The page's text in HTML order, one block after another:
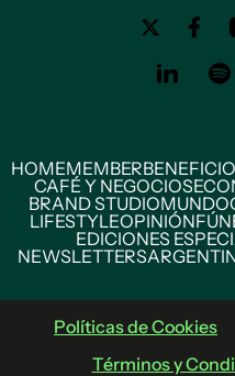
HOMEMEMBER
CAFÉ Y NEGOCIOS
BRAND STUDIOMUNDO
LIFESTYLEOPINIÓN
EDICIONES
NEWSLETTERS
Políticas de Cookies
Términos y